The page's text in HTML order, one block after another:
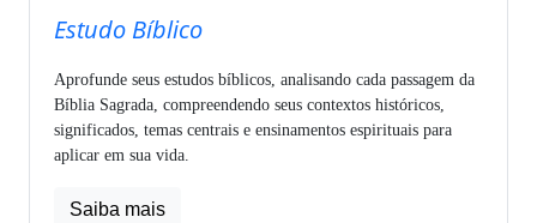
Estudo Bíblico
Aprofunde seus estudos bíblicos, analisando cada passagem da
Bíblia Sagrada, compreendendo seus contextos históricos,
significados, temas centrais e ensinamentos espirituais para
aplicar em sua vida.
Saiba mais